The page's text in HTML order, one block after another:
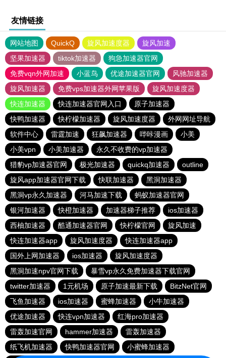
友情链接
网站地图 QuickQ 旋风加速度器
旋风加速
坚果加速器
tiktok加速器
狗急加速器官网
免费vqn外网加速
小蓝鸟 优途加速器官网
风驰加速器
旋风加速器
免费vps加速器外网苹果版
旋风加速度器
快连加速器
快连加速器官网入口
原子加速器
快鸭加速器
快柠檬加速器 旋风加速度器
外网网址导航
软件中心
雷霆加速 狂飙加速器 哔咔漫画
小美
小美vpn
小美加速器
永久不收费的vp加速器
猎豹vp加速器官网
极光加速器 quickq加速器
outline
旋风app加速器官网下载
快联加速器
黑洞加速器
黑洞vp永久加速器
河马加速下载
蚂蚁加速器官网
银河加速器
快橙加速器 加速器梯子推荐
ios加速器
西柚加速器
酷通加速器官网 快柠檬官网
旋风加速
快连加速器app
旋风加速度器
快连加速器app
国外上网加速器
ios加速器
旋风加速度器
黑洞加速npv官网下载
暴雪vp永久免费加速器下载官网
twitter加速器
1元机场 原子加速最新下载
BitzNet官网
飞鱼加速器
ios加速器 蜜蜂加速器
小牛加速器
优途加速器
快连vρn加速器
红海pro加速器
雷轰加速官网
hammer加速器
雷轰加速器
纸飞机加速器
快鸭加速器官网 小蜜蜂加速器